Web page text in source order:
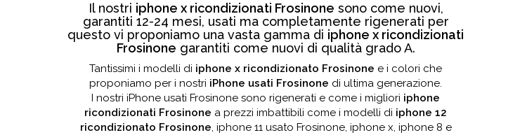
Il nostri iphone x ricondizionati Frosinone sono come nuovi,
garantiti 12-24 mesi, usati ma completamente rigenerati per
questo vi proponiamo una vasta gamma di iphone x ricondizionati
Frosinone garantiti come nuovi di qualità grado A.
Tantissimi i modelli di iphone x ricondizionato Frosinone e i colori che
proponiamo per i nostri iPhone usati Frosinone di ultima generazione.
I nostri iPhone usati Frosinone sono rigenerati e come i migliori iphone
ricondizionati Frosinone a prezzi imbattibili come i modelli di iphone 12
ricondizionato Frosinone, iphone 11 usato Frosinone, iphone x, iphone 8 e